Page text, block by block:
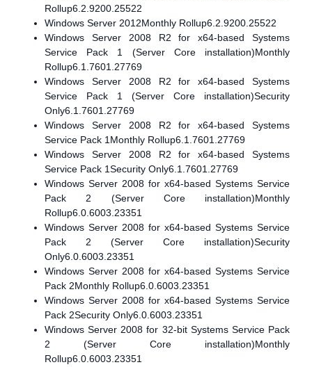
Rollup6.2.9200.25522
Windows Server 2012Monthly Rollup6.2.9200.25522
Windows Server 2008 R2 for x64-based Systems
Service Pack 1 (Server Core installation)Monthly
Rollup6.1.7601.27769
Windows Server 2008 R2 for x64-based Systems
Service Pack 1 (Server Core installation)Security
Only6.1.7601.27769
Windows Server 2008 R2 for x64-based Systems
Service Pack 1Monthly Rollup6.1.7601.27769
Windows Server 2008 R2 for x64-based Systems
Service Pack 1Security Only6.1.7601.27769
Windows Server 2008 for x64-based Systems Service
Pack 2 (Server Core installation)Monthly
Rollup6.0.6003.23351
Windows Server 2008 for x64-based Systems Service
Pack 2 (Server Core installation)Security
Only6.0.6003.23351
Windows Server 2008 for x64-based Systems Service
Pack 2Monthly Rollup6.0.6003.23351
Windows Server 2008 for x64-based Systems Service
Pack 2Security Only6.0.6003.23351
Windows Server 2008 for 32-bit Systems Service Pack
2 (Server Core installation)Monthly
Rollup6.0.6003.23351